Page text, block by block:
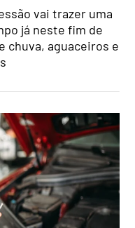
vai trazer uma
já neste fim de
chuva, aguaceiros e